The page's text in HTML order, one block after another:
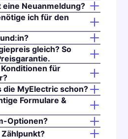
Neuanmeldung?
ich für den
gleich? So
für
die MyElectric schon?
Formulare &
Optionen?